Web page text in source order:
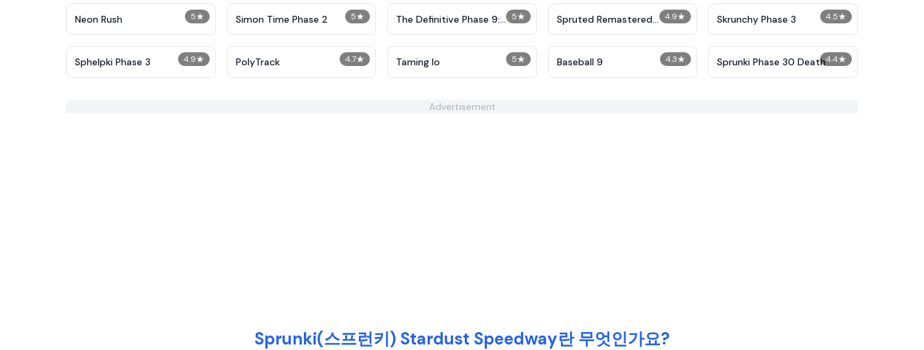
5★
Neon Rush 5★
Simon Time Phase 2 5★
The Definitive Phase 9:
Demolition
4.9★
Spruted Remastered
Alternative Phase 2
4.5★
Skrunchy Phase 3
4.9★
Sphelpki Phase 3 4.7★
PolyTrack 5★
Taming Io 4.3★
Baseball 9 4.4★
Sprunki Phase 30 Death
Advertisement
Sprunki(스프런키) Stardust Speedway란 무엇인가요?